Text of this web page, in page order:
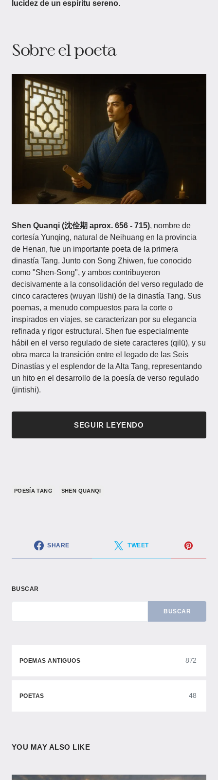
lucidez de un espíritu sereno.
Sobre el poeta​
Shen Quanqi (沈佺期 aprox. 656 - 715), nombre de
cortesía Yunqing, natural de Neihuang en la provincia
de Henan, fue un importante poeta de la primera
dinastía Tang. Junto con Song Zhiwen, fue conocido
como "Shen-Song", y ambos contribuyeron
decisivamente a la consolidación del verso regulado de
cinco caracteres (wuyan lüshi) de la dinastía Tang. Sus
poemas, a menudo compuestos para la corte o
inspirados en viajes, se caracterizan por su elegancia
refinada y rigor estructural. Shen fue especialmente
hábil en el verso regulado de siete caracteres (qilü), y su
obra marca la transición entre el legado de las Seis
Dinastías y el esplendor de la Alta Tang, representando
un hito en el desarrollo de la poesía de verso regulado
(jintishi).
SEGUIR LEYENDO
POESÍA TANG SHEN QUANQI
SHARE TWEET
BUSCAR
BUSCAR
POEMAS ANTIGUOS 872
POETAS 48
YOU MAY ALSO LIKE